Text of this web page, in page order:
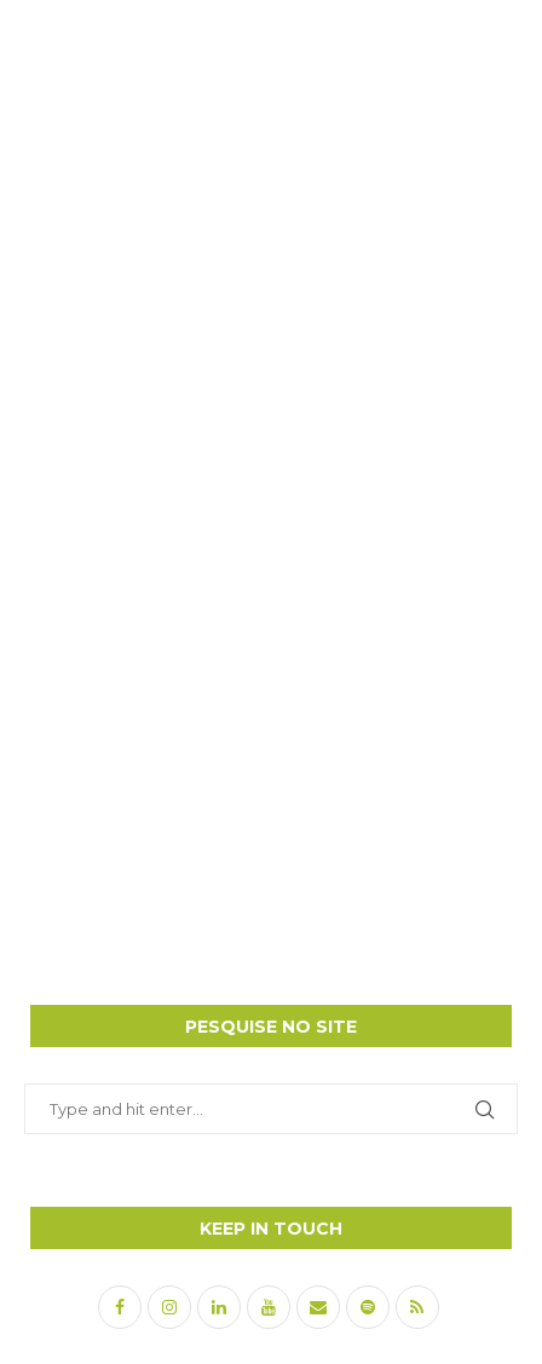
PESQUISE NO SITE
KEEP IN TOUCH